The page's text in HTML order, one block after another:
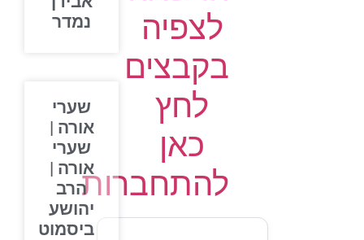
לצפיה
בקבצים
לחץ
כאן
להתחברות
נמדר
שערי
אורה |
שערי
אורה |
הרב
יהושע
ביסמוט